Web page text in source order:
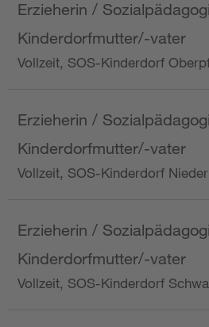
Erzieherin /
Kinderdorfmutter/-vater
Vollzeit, SOS-Kinderdorf
Erzieherin /
Kinderdorfmutter/-vater
Vollzeit, SOS-Kinderdorf
Erzieherin /
Kinderdorfmutter/-vater
Vollzeit, SOS-Kinderdorf